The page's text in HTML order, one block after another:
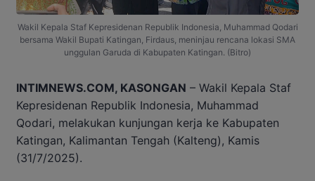
Wakil Kepala Staf Kepresidenan Republik Indonesia, Muhammad Qodari
bersama Wakil Bupati Katingan, Firdaus, meninjau rencana lokasi SMA
unggulan Garuda di Kabupaten Katingan. (Bitro)
INTIMNEWS.COM, KASONGAN – Wakil Kepala Staf
Kepresidenan Republik Indonesia, Muhammad
Qodari, melakukan kunjungan kerja ke Kabupaten
Katingan, Kalimantan Tengah (Kalteng), Kamis
(31/7/2025).